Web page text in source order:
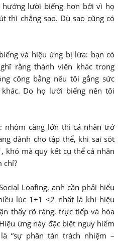
lười biếng hơn bởi vì họ
thì chẳng sao. Dù sao cũng có
và hiệu ứng bị lừa: bạn có
rằng thành viên khác trong
công bằng nếu tôi gắng sức
Do họ lười biếng nên tôi
nhóm càng lớn thì cá nhân trở
dành cho tập thể, khi sai sót
khó mà quy kết cụ thể cá nhân
chỉ?
Loafing, anh cần phải hiểu
lúc 1+1 <2 nhất là khi hiệu
thấy rõ ràng, trực tiếp và hòa
ứng này đặc biệt nguy hiểm
“sự phân tán trách nhiệm –